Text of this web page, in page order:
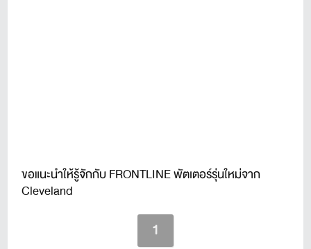
ขอแนะนำให้รู้จักกับ FRONTLINE พัตเตอร์รุ่นใหม่จาก
Cleveland
1